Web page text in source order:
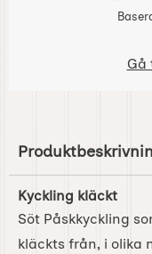
Gå
Kyckling kläckt
Söt Påskkyckling
kläckts från, i olika